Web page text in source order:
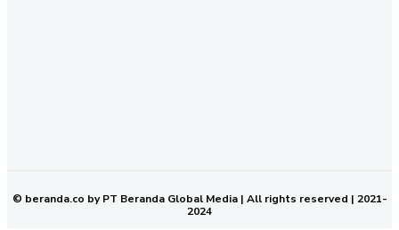
© beranda.co by PT Beranda Global Media | All rights reserved | 2021-
2024